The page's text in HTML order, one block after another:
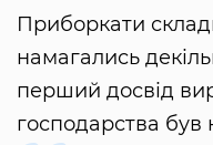
Приборкати
намагались
перший досвід
господарства був